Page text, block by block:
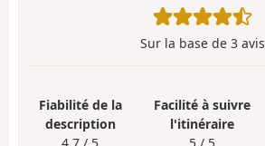
Sur la base de 3 avis
Fiabilité de la
description
Facilité à suivre
l'itinéraire